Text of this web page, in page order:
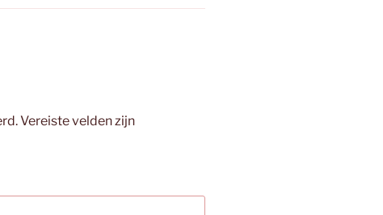
Vereiste velden zijn